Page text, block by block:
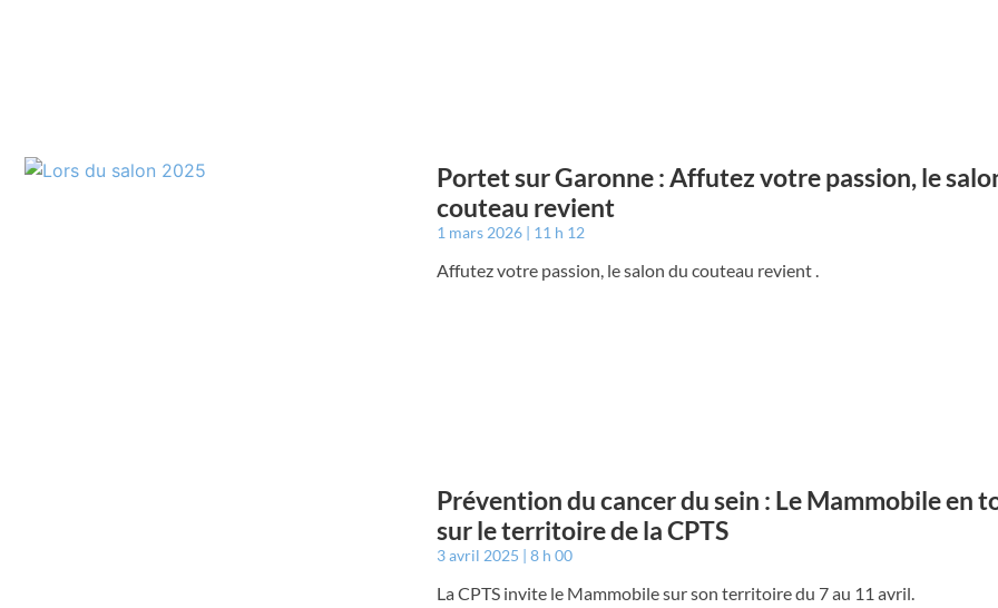
Portet sur Garonne : Affutez votre passion, le
couteau revient
1 mars 2026 11 h 12
Affutez votre passion, le salon du couteau revient .
Prévention du cancer du sein : Le Mammobile en
sur le territoire de la CPTS
3 avril 2025 8 h 00
La CPTS invite le Mammobile sur son territoire du 7 au 11 avril.